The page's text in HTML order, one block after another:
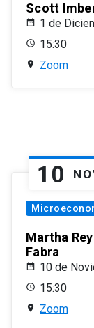
Scott
1 de
15:30
Zoom
10
Martha
Fabra
10 de
15:30
Zoom